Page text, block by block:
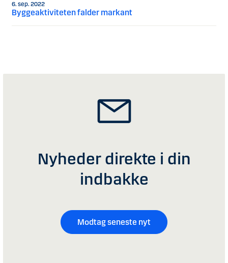
6. sep. 2022
Byggeaktiviteten falder markant
Nyheder direkte i din
indbakke
Modtag seneste nyt